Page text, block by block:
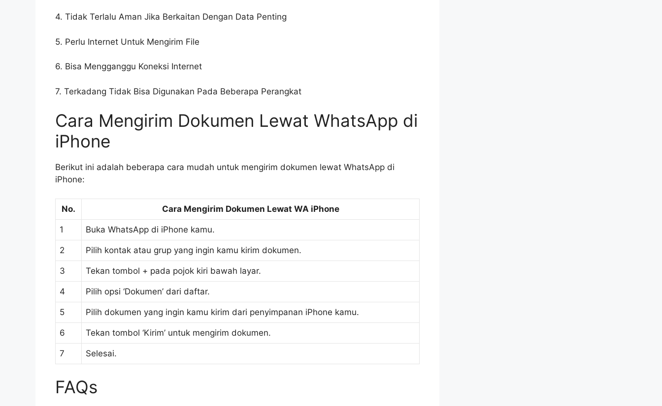
4. Tidak Terlalu Aman Jika Berkaitan Dengan Data Penting
5. Perlu Internet Untuk Mengirim File
6. Bisa Mengganggu Koneksi Internet
7. Terkadang Tidak Bisa Digunakan Pada Beberapa Perangkat
Cara Mengirim Dokumen Lewat WhatsApp di
iPhone
Berikut ini adalah beberapa cara mudah untuk mengirim dokumen lewat WhatsApp di
iPhone:
No. Cara Mengirim Dokumen Lewat WA iPhone
1 Buka WhatsApp di iPhone kamu.
2 Pilih kontak atau grup yang ingin kamu kirim dokumen.
3 Tekan tombol + pada pojok kiri bawah layar.
4 Pilih opsi ‘Dokumen’ dari daftar.
5 Pilih dokumen yang ingin kamu kirim dari penyimpanan iPhone kamu.
6 Tekan tombol ‘Kirim’ untuk mengirim dokumen.
7 Selesai.
FAQs